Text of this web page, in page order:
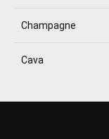
Champagne
Cava